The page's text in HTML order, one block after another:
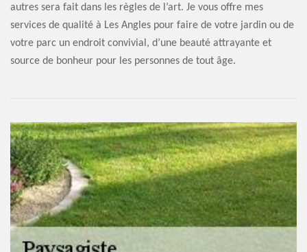
autres sera fait dans les règles de l’art. Je vous offre mes
services de qualité à Les Angles pour faire de votre jardin ou de
votre parc un endroit convivial, d’une beauté attrayante et
source de bonheur pour les personnes de tout âge.